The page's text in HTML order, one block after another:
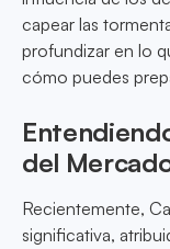
capear las
profundizar en lo
cómo puedes
del
Recientemente,
significativa,